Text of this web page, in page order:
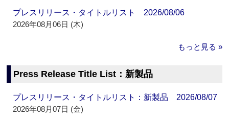
プレスリリース・タイトルリスト 2026/08/06
2026年08月06日 (木)
もっと見る »
Press Release Title List：新製品
プレスリリース・タイトルリスト：新製品 2026/08/07
2026年08月07日 (金)